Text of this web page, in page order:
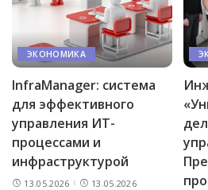
ЭКОНОМИКА
InfraManager: система
для эффективного
управления ИТ-
процессами и
инфраструктурой
13.05.2026 13.05.2026